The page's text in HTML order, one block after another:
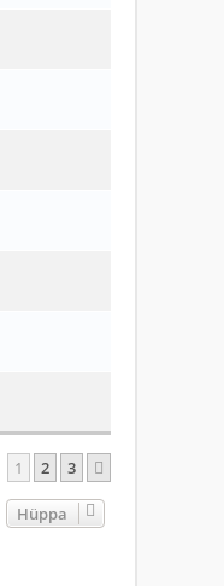
1 2 3
Hüppa